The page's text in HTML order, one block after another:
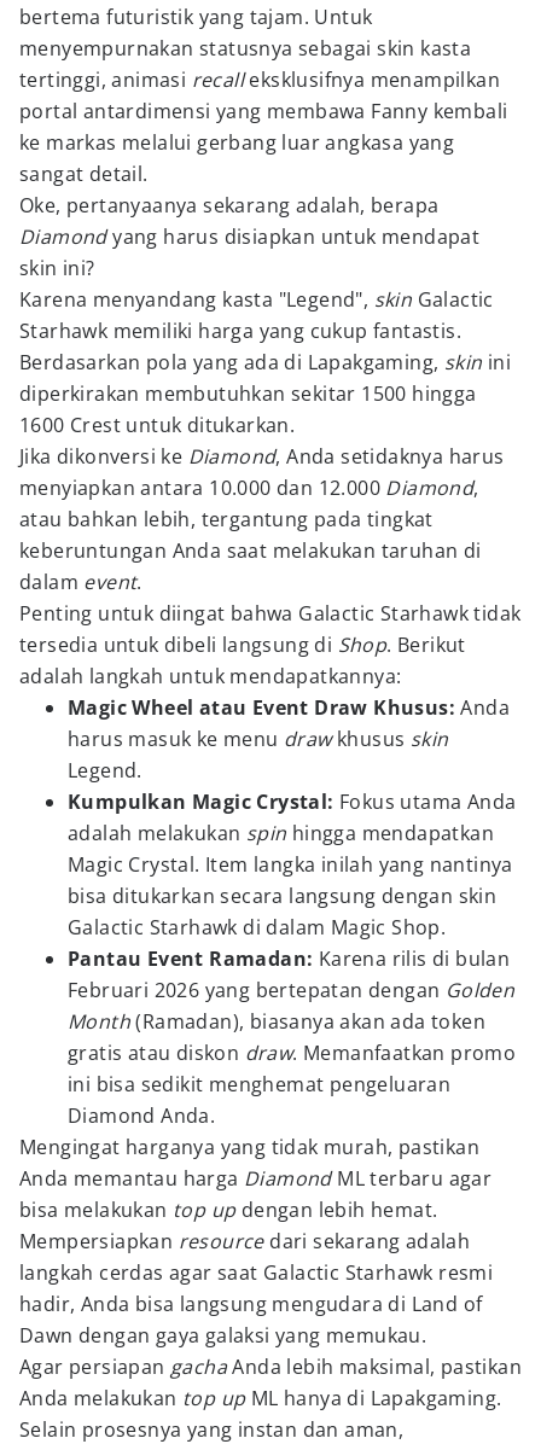
bertema futuristik yang tajam. Untuk
menyempurnakan statusnya sebagai skin kasta
tertinggi, animasi recalleksklusifnya menampilkan
portal antardimensi yang membawa Fanny kembali
ke markas melalui gerbang luar angkasa yang
sangat detail.
Oke, pertanyaanya sekarang adalah, berapa
Diamondyang harus disiapkan untuk mendapat
skin ini?
Karena menyandang kasta "Legend", skin Galactic
Starhawk memiliki harga yang cukup fantastis.
Berdasarkan pola yang ada di Lapakgaming, skin ini
diperkirakan membutuhkan sekitar 1500 hingga
1600 Crest untuk ditukarkan.
Jika dikonversi ke Diamond, Anda setidaknya harus
menyiapkan antara 10.000 dan 12.000 Diamond,
atau bahkan lebih, tergantung pada tingkat
keberuntungan Anda saat melakukan taruhan di
dalam event.
Penting untuk diingat bahwa Galactic Starhawk tidak
tersedia untuk dibeli langsung di Shop. Berikut
adalah langkah untuk mendapatkannya:
Magic Wheel atau Event Draw Khusus:Anda
harus masuk ke menu drawkhusus skin
Legend.
Kumpulkan Magic Crystal: Fokus utama Anda
adalah melakukan spin hingga mendapatkan
Magic Crystal. Item langka inilah yang nantinya
bisa ditukarkan secara langsung dengan skin
Galactic Starhawk di dalam Magic Shop.
Pantau Event Ramadan: Karena rilis di bulan
Februari 2026 yang bertepatan dengan Golden
Month(Ramadan), biasanya akan ada token
gratis atau diskon draw. Memanfaatkan promo
ini bisa sedikit menghemat pengeluaran
Diamond Anda.
Mengingat harganya yang tidak murah, pastikan
Anda memantau harga DiamondML terbaru agar
bisa melakukan top updengan lebih hemat.
Mempersiapkan resourcedari sekarang adalah
langkah cerdas agar saat Galactic Starhawk resmi
hadir, Anda bisa langsung mengudara di Land of
Dawn dengan gaya galaksi yang memukau.
Agar persiapan gachaAnda lebih maksimal, pastikan
Anda melakukan top upML hanya di Lapakgaming.
Selain prosesnya yang instan dan aman,